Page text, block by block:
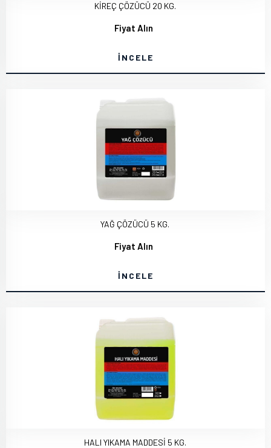
KİREÇ ÇÖZÜCÜ 20 KG.
Fiyat Alın
İNCELE
YAĞ ÇÖZÜCÜ 5 KG.
Fiyat Alın
İNCELE
HALI YIKAMA MADDESİ 5 KG.